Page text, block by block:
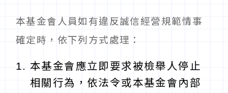
本基金會人員如有違反誠信經營規範情事
確定時，依下列方式處理：
本基金會應立即要求被檢舉人停止
相關行為，依法令或本基金會內部